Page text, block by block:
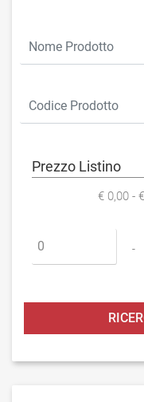
Prezzo Listino
€ 0,00 -
Prezzo minimo -